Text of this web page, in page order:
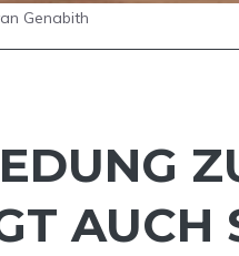
Genabith
AUCH